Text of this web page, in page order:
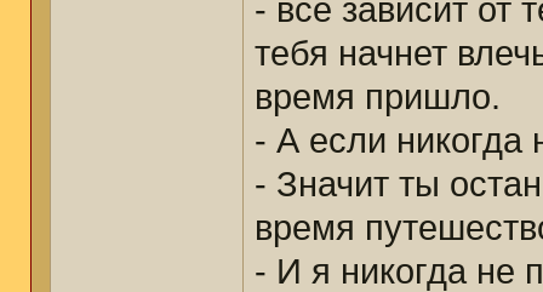
- все зависит от
тебя начнет
время пришло.
- А если никогда
- Значит ты
время
- И я никогда не